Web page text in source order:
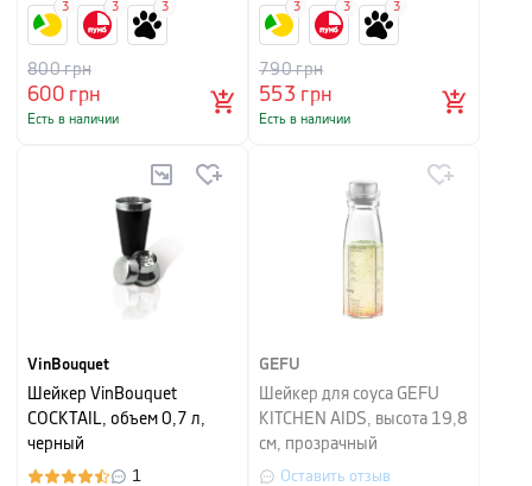
600грн
800грн
Есть в наличии
3 3 3
553 грн
790грн
Есть в наличии
3 3 3
VinBouquet
Шейкер VinBouquet
COCKTAIL, объем 0,7 л,
черный
1
GEFU
Шейкер для соуса GEFU
KITCHEN AIDS, высота 19,8
см, прозрачный
Оставить отзыв